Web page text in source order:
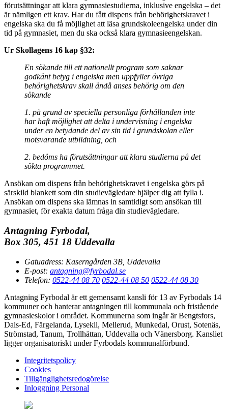
förutsättningar att klara gymnasiestudierna, inklusive engelska – det
är nämligen ett krav. Har du fått dispens från behörighetskravet i
engelska ska du få möjlighet att läsa grundskoleengelska under din
tid på gymnasiet, men du ska också klara gymnasieengelskan.
Ur Skollagens 16 kap §32:
En sökande till ett nationellt program som saknar
godkänt betyg i engelska men uppfyller övriga
behörighetskrav skall ändå anses behörig om den
sökande
1. på grund av speciella personliga förhållanden inte
har haft möjlighet att delta i undervisning i engelska
under en betydande del av sin tid i grundskolan eller
motsvarande utbildning, och
2. bedöms ha förutsättningar att klara studierna på det
sökta programmet.
Ansökan om dispens från behörighetskravet i engelska görs på
särskild blankett som din studievägledare hjälper dig att fylla i.
Ansökan om dispens ska lämnas in samtidigt som ansökan till
gymnasiet, för exakta datum fråga din studievägledare.
Antagning Fyrbodal,
Box 305, 451 18 Uddevalla
Gatuadress: Kaserngården 3B, Uddevalla
E-post: antagning@fyrbodal.se
Telefon: 0522-44 08 70 0522-44 08 50 0522-44 08 30
Antagning Fyrbodal är ett gemensamt kansli för 13 av Fyrbodals 14
kommuner och hanterar antagningen till kommunala och fristående
gymnasieskolor i området. Kommunerna som ingår är Bengtsfors,
Dals-Ed, Färgelanda, Lysekil, Mellerud, Munkedal, Orust, Sotenäs,
Strömstad, Tanum, Trollhättan, Uddevalla och Vänersborg. Kansliet
ligger organisatoriskt under Fyrbodals kommunalförbund.
Integritetspolicy
Cookies
Tillgänglighetsredogörelse
Inloggning Personal